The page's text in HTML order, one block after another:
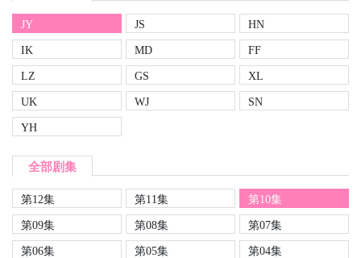
JY JS
HN
IK
MD
FF
LZ
GS
XL
UK
WJ
SN
YH
全部剧集
第12集 第11集
第10集
第09集
第08集
第07集
第06集
第05集
第04集